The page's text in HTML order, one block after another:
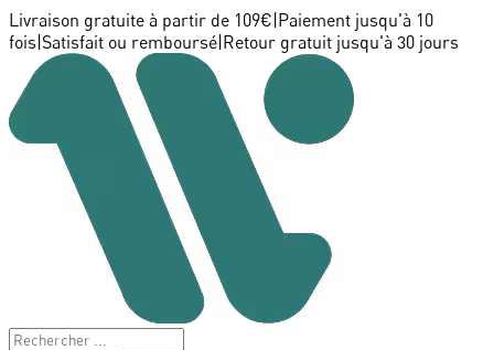
Livraison gratuite à partir de 109€ Paiement jusqu'à 10
fois Satisfait ou remboursé Retour gratuit jusqu'à 30 jours